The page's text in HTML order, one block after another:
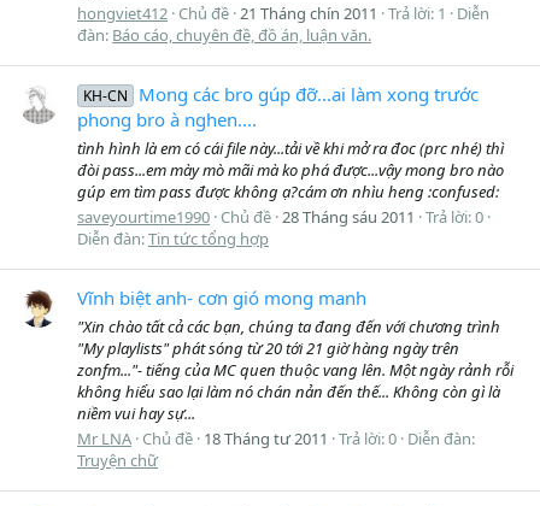
hongviet412 Chủ đề 21 Tháng chín 2011 Trả lời: 1
Diễn
đàn: Báo cáo, chuyên đề, đồ án, luận văn.
KH-CN
Mong các bro gúp đỡ...ai làm xong trước
phong bro à nghen....
tình hình là em có cái file này...tải về khi mở ra đoc (prc nhé) thì
đòi pass...em mày mò mãi mà ko phá được...vậy mong bro nào
gúp em tìm pass được không ạ?cám ơn nhìu heng :confused:
saveyourtime1990 Chủ đề 28 Tháng sáu 2011
Trả lời: 0
Diễn đàn:Tin tức tổng hợp
Vĩnh biệt anh- cơn gió mong manh
"Xin chào tất cả các bạn, chúng ta đang đến với chương trình
"My playlists" phát sóng từ 20 tới 21 giờ hàng ngày trên
zonfm..."- tiếng của MC quen thuộc vang lên. Một ngày rảnh rỗi
không hiểu sao lại làm nó chán nản đến thế... Không còn gì là
niềm vui hay sự...
Mr LNA Chủ đề 18 Tháng tư 2011 Trả lời: 0 Diễn đàn:
Truyện chữ